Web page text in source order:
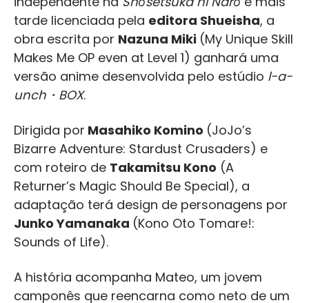
tarde licenciada pela editora Shueisha, a
obra escrita por Nazuna Miki (My Unique Skill
Makes Me OP even at Level 1) ganhará uma
versão anime desenvolvida pelo estúdio l-a-
unch・BOX.
Dirigida por Masahiko Komino (JoJo’s
Bizarre Adventure: Stardust Crusaders) e
com roteiro de Takamitsu Kono (A
Returner’s Magic Should Be Special), a
adaptação terá design de personagens por
Junko Yamanaka (Kono Oto Tomare!:
Sounds of Life).
A história acompanha Mateo, um jovem
camponês que reencarna como neto de um